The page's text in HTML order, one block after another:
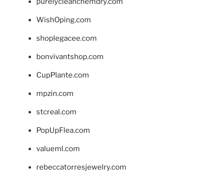
WishOping.com
shoplegacee.com
bonvivantshop.com
CupPlante.com
mpzin.com
stcreal.com
PopUpFlea.com
valueml.com
rebeccatorresjewelry.com